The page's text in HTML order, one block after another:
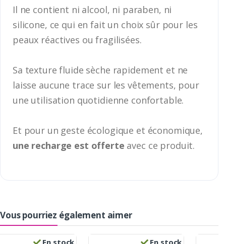
Il ne contient ni alcool, ni paraben, ni
silicone, ce qui en fait un choix sûr pour les
peaux réactives ou fragilisées.
Sa texture fluide sèche rapidement et ne
laisse aucune trace sur les vêtements, pour
une utilisation quotidienne confortable.
Et pour un geste écologique et économique,
une recharge est offerte avec ce produit.
Vous pourriez également aimer
En stock En stock